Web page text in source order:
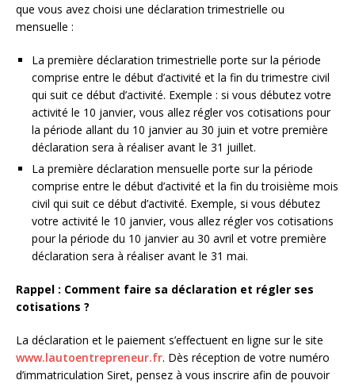
que vous avez choisi une déclaration trimestrielle ou
mensuelle :
La première déclaration trimestrielle porte sur la période
comprise entre le début d’activité et la fin du trimestre civil
qui suit ce début d’activité. Exemple : si vous débutez votre
activité le 10 janvier, vous allez régler vos cotisations pour
la période allant du 10 janvier au 30 juin et votre première
déclaration sera à réaliser avant le 31 juillet.
La première déclaration mensuelle porte sur la période
comprise entre le début d’activité et la fin du troisième mois
civil qui suit ce début d’activité. Exemple, si vous débutez
votre activité le 10 janvier, vous allez régler vos cotisations
pour la période du 10 janvier au 30 avril et votre première
déclaration sera à réaliser avant le 31 mai.
Rappel : Comment faire sa déclaration et régler ses
cotisations ?
La déclaration et le paiement s’effectuent en ligne sur le site
www.lautoentrepreneur.fr. Dès réception de votre numéro
d’immatriculation Siret, pensez à vous inscrire afin de pouvoir